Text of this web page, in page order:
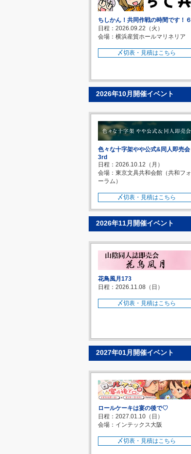
ちしかん！共同作戦の時間です！６
日程：2026.09.22（火）
会場：横浜産貿ホールマリネリア
〆切表・見積はこちら
2026年10月開催イベント
色々な十字架やや公式&同人即売会
3rd
日程：2026.10.12（月）
会場：東京文具共和会館（共和フォ
ーラム）
〆切表・見積はこちら
2026年11月開催イベント
花鳥風月173
日程：2026.11.08（日）
〆切表・見積はこちら
2027年01月開催イベント
ロールケーキは宴の後で♡
日程：2027.01.10（日）
会場：インテックス大阪
〆切表・見積はこちら